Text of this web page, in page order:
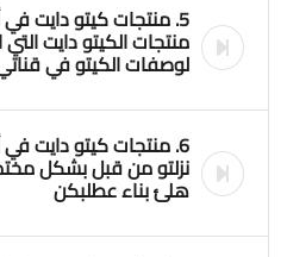
5. منتجات كيتو دايت في
منتجات الكيتو دايت
لوصفات الكيتو في
6. منتجات كيتو دايت في
نزلتو من قبل بشكل
هلئ بناء عطلبكن